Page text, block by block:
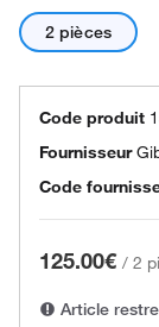
2 pièces
Code produit
Fournisseur
Code
125.00€ / 2
Article